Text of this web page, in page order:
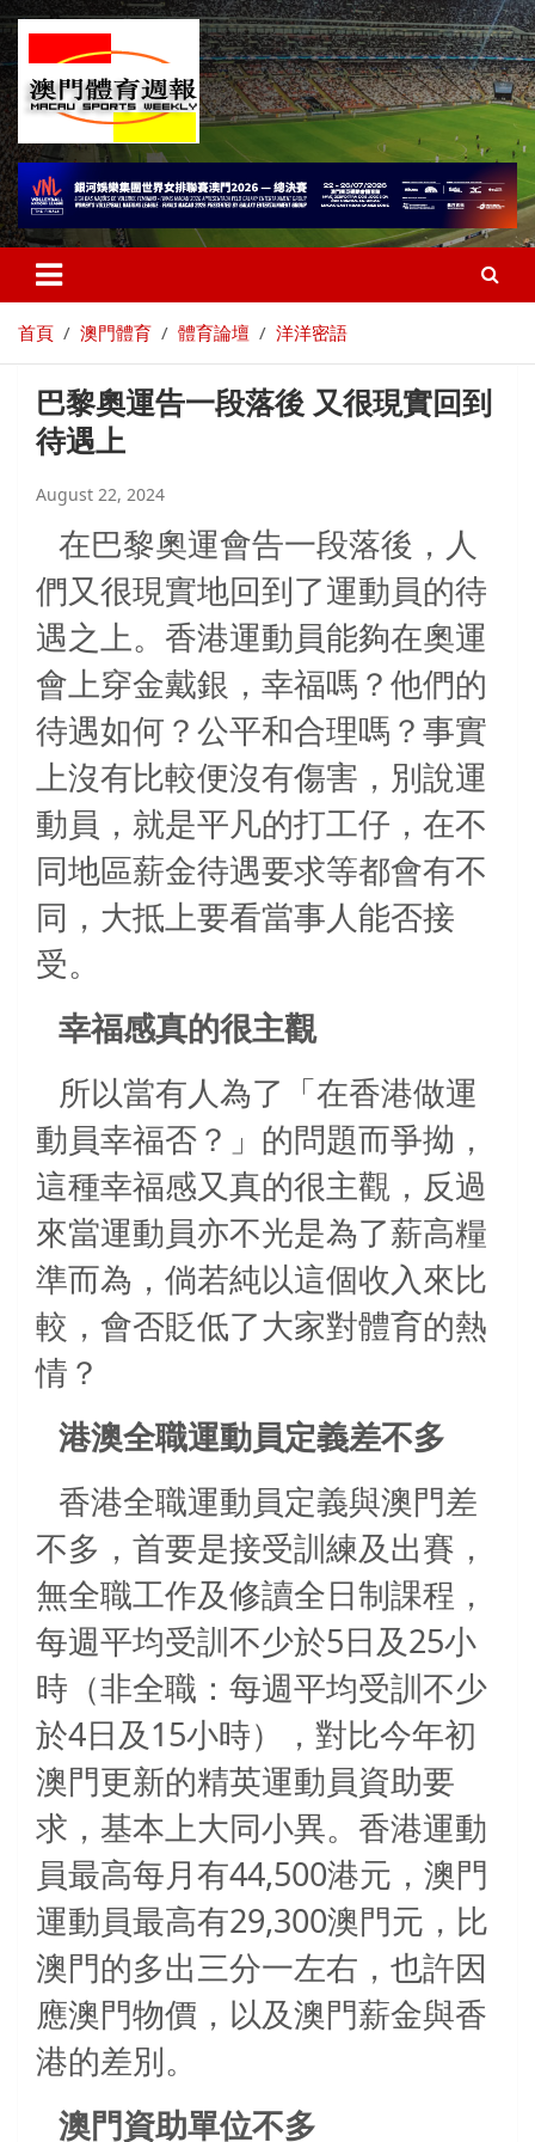
首頁 澳門體育 體育論壇 洋洋密語
巴黎奧運告一段落後 又很現實回到
待遇上
August 22, 2024
在巴黎奧運會告一段落後，人
們又很現實地回到了運動員的待
遇之上。香港運動員能夠在奧運
會上穿金戴銀，幸福嗎？他們的
待遇如何？公平和合理嗎？事實
上沒有比較便沒有傷害，別說運
動員，就是平凡的打工仔，在不
同地區薪金待遇要求等都會有不
同，大抵上要看當事人能否接
受。
幸福感真的很主觀
所以當有人為了「在香港做運
動員幸福否？」的問題而爭拗，
這種幸福感又真的很主觀 ，反過
來當運動員亦不光是為了薪高糧
準而為，倘若純以這個收入來比
較，會否貶低了大家對體育的熱
情？
港澳全職運動員定義差不多
香港全職運動員定義與澳門差
不多 ，首要是接受訓練及出賽，
無全職工作及修讀全日制課程，
每週平均受訓不少於5 日及 25小
時（非全職：每週平均受訓不少
於4 日及 15小時），對比今年初
澳門更新的精英運動員資助要
求，基本上大同小異。香港運動
員最高每月有44,500港元，澳門
運動員最高有29,300澳門元，比
澳門的多出三分一左右，也許因
應澳門物價，以及澳門薪金與香
港的差別。
澳門資助單位不多